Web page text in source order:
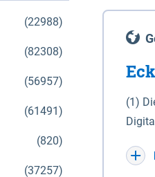
(22988)
(82308)
(56957)
(61491)
(820)
(37257)
(1)
WGS